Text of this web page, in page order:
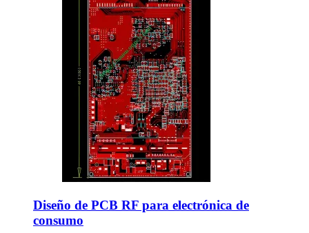
Diseño de PCB RF para electrónica de
consumo